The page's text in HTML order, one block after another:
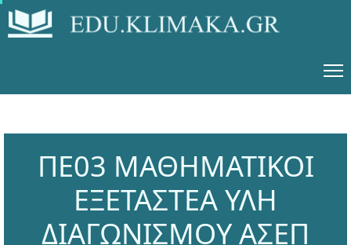
ΠΕ03 ΜΑΘΗΜΑΤΙΚΟΙ
ΕΞΕΤΑΣΤΕΑ ΥΛΗ
ΔΙΑΓΩΝΙΣΜΟΥ ΑΣΕΠ